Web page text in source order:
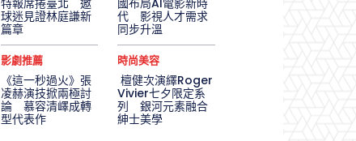
特報席捲臺北 邀
球迷見證林庭謙新
篇章
國布局AI電影新時
代 影視人才需求
同步升溫
影劇推薦
《這一秒過火》張
凌赫演技掀兩極討
論 慕容清嶧成轉
型代表作
時尚美容
檀健次演繹Roger
Vivier七夕限定系
列 銀河元素融合
紳士美學